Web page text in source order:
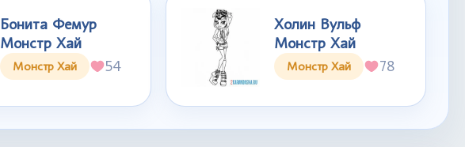
Бонита Фемур
Монстр Хай
Монстр Хай 54
Холин Вульф
Монстр Хай
Монстр Хай 78